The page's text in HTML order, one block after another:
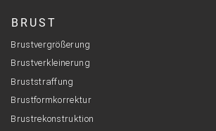
BRUST
Brustvergrößerung
Brustverkleinerung
Bruststraffung
Brustformkorrektur
Brustrekonstruktion